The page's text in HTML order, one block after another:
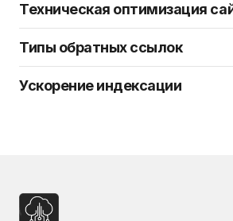
Техническая оптимизация
Типы обратных ссылок
Ускорение индексации